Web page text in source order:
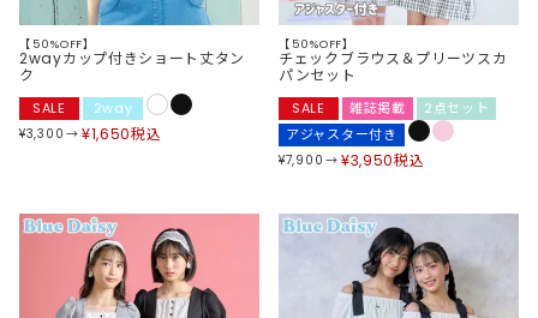
【50%OFF】
2wayカップ付きショート丈タン
ク
SALE 2way
¥3,300 ¥1,650税込
【50%OFF】
チェックブラウス＆プリーツスカ
パンセット
SALE 雑誌掲載
2点セット
アジャスター付き
¥7,900 ¥3,950税込